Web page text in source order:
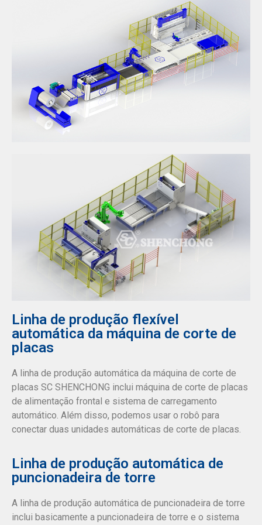
Linha de produção flexível
automática da máquina de corte de
placas
A linha de produção automática da máquina de corte de
placas SC SHENCHONG inclui máquina de corte de placas
de alimentação frontal e sistema de carregamento
automático. Além disso, podemos usar o robô para
conectar duas unidades automáticas de corte de placas.
Linha de produção automática de
puncionadeira de torre
A linha de produção automática de puncionadeira de torre
inclui basicamente a puncionadeira de torre e o sistema